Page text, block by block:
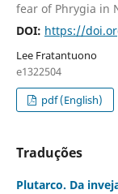
fear of Phrygia in
DOI: https://
Lee Fratantuono
e1322504
pdf (English)
Traduções
Plutarco. Da